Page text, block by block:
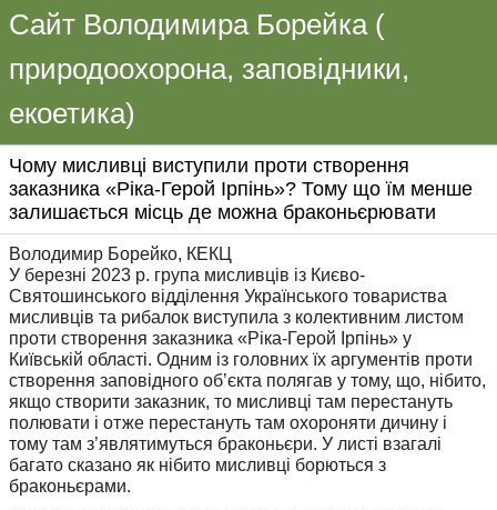
Сайт Володимира Борейка (
природоохорона, заповідники,
екоетика)
Чому мисливці виступили проти створення
заказника «Ріка-Герой Ірпінь»? Тому що їм менше
залишається місць де можна браконьєрювати
Володимир Борейко, КЕКЦ
У березні 2023 р. група мисливців із Києво-
Святошинського відділення Українського товариства
мисливців та рибалок виступила з колективним листом
проти створення заказника «Ріка-Герой Ірпінь» у
Київській області. Одним із головних їх аргументів проти
створення заповідного об’єкта полягав у тому, що, нібито,
якщо створити заказник, то мисливці там перестануть
полювати і отже перестануть там охороняти дичину і
тому там з’являтимуться браконьєри. У листі взагалі
багато сказано як нібито мисливці борються з
браконьєрами.